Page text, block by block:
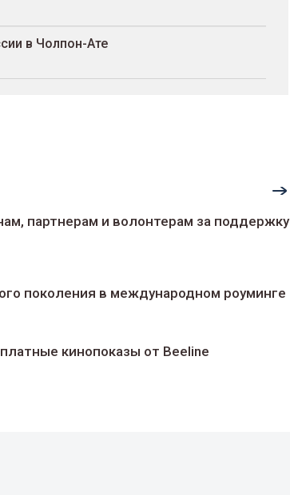
в Чолпон-Ате
партнерам и волонтерам за поддержку
поколения в международном роуминге
кинопоказы от Beeline